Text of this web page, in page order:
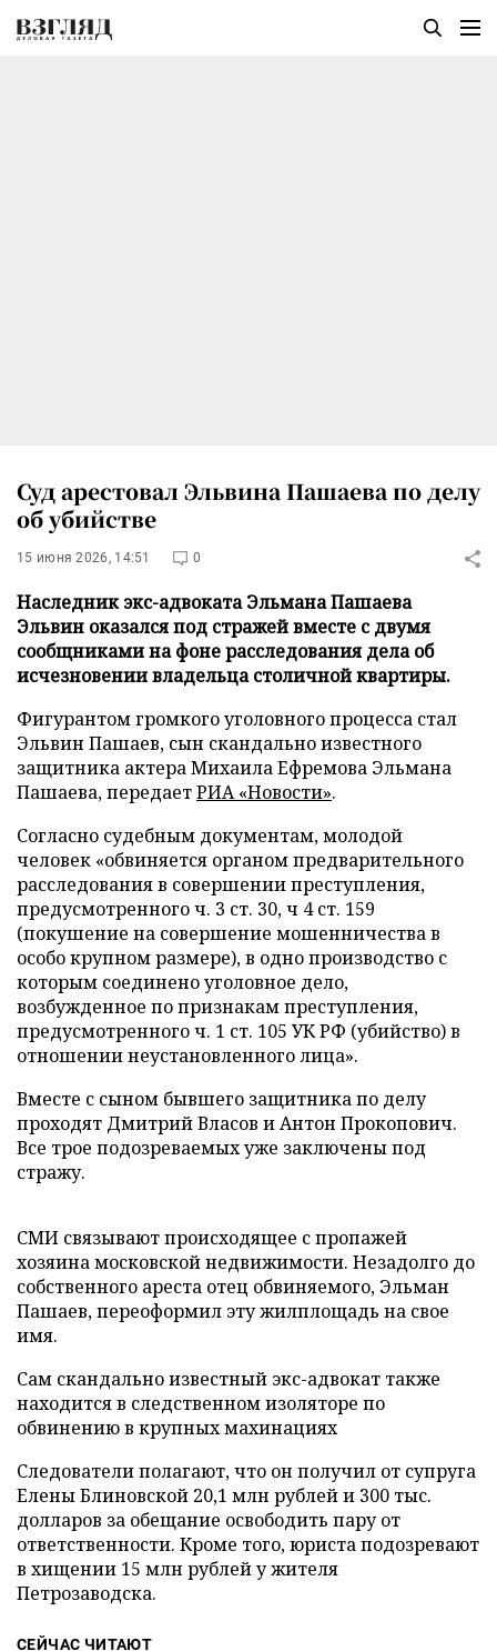
Суд арестовал Эльвина Пашаева по делу
об убийстве
15 июня 2026, 14:51 0
Наследник экс-адвоката Эльмана Пашаева
Эльвин оказался под стражей вместе с двумя
сообщниками на фоне расследования дела об
исчезновении владельца столичной квартиры.
Фигурантом громкого уголовного процесса стал
Эльвин Пашаев, сын скандально известного
защитника актера Михаила Ефремова Эльмана
Пашаева, передаетРИА «Новости».
Согласно судебным документам, молодой
человек «обвиняется органом предварительного
расследования в совершении преступления,
предусмотренного ч. 3 ст. 30, ч 4 ст. 159
(покушение на совершение мошенничества в
особо крупном размере), в одно производство с
которым соединено уголовное дело,
возбужденное по признакам преступления,
предусмотренного ч. 1 ст. 105 УК РФ (убийство) в
отношении неустановленного лица».
Вместе с сыном бывшего защитника по делу
проходят Дмитрий Власов и Антон Прокопович.
Все трое подозреваемых уже заключены под
стражу.
СМИ связывают происходящее с пропажей
хозяина московской недвижимости. Незадолго до
собственного ареста отец обвиняемого, Эльман
Пашаев, переоформил эту жилплощадь на свое
имя.
Сам скандально известный экс-адвокат также
находится в следственном изоляторе по
обвинению в крупных махинациях
Следователи полагают, что он получил от супруга
Елены Блиновской 20,1 млн рублей и 300 тыс.
долларов за обещание освободить пару от
ответственности. Кроме того, юриста подозревают
в хищении 15 млн рублей у жителя
Петрозаводска.
СЕЙЧАС ЧИТАЮТ